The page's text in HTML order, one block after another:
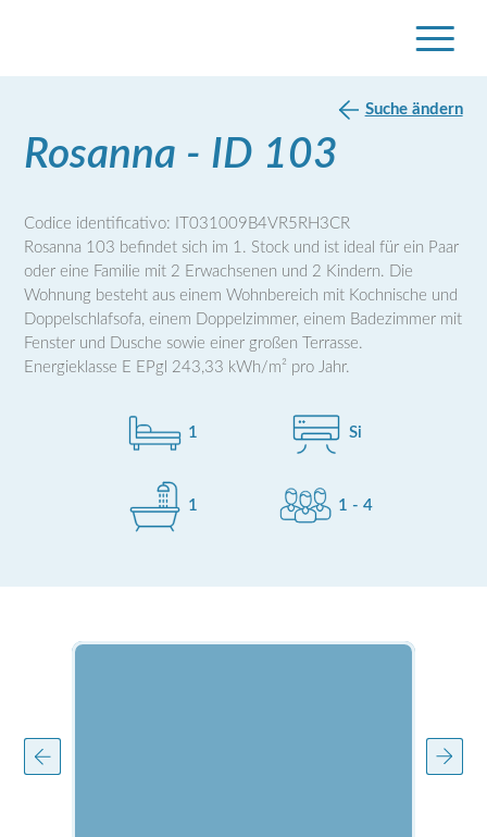
Rosanna - ID 103
Codice identificativo: IT031009B4VR5RH3CR
Rosanna 103 befindet sich im 1. Stock und ist ideal für ein Paar
oder eine Familie mit 2 Erwachsenen und 2 Kindern. Die
Wohnung besteht aus einem Wohnbereich mit Kochnische und
Doppelschlafsofa, einem Doppelzimmer, einem Badezimmer mit
Fenster und Dusche sowie einer großen Terrasse.
Energieklasse E EPgl 243,33 kWh/m² pro Jahr.
1 Si
1 1 - 4
Suche ändern